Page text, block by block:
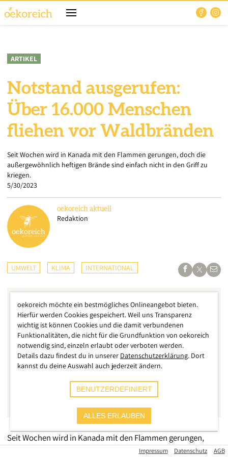
ARTIKEL
Notstand ausgerufen:
Über 16.000 Menschen
fliehen vor Waldbränden
Seit Wochen wird in Kanada mit den Flammen gerungen, doch die
außergewöhnlich heftigen Brände sind einfach nicht in den Griff zu
kriegen.
5/30/2023
oekoreich aktuell
Redaktion
UMWELT KLIMA INTERNATIONAL
Seit Wochen wird in Kanada mit den Flammen gerungen,
doch die außergewöhnlich heftigen Brände sind einfach
Impressum Datenschutz AGB
oekoreich möchte ein bestmögliches Onlineangebot bieten.
Hierfür werden Cookies gespeichert. Weil uns Transparenz
wichtig ist können Cookies und die damit verbundenen
Funktionalitäten, die nicht für die Grundfunktion von oekoreich
notwendig sind, einzeln erlaubt oder verboten werden.
Details dazu findest du in unserer Datenschutzerklärung. Dort
kannst du deine Auswahl auch jederzeit ändern.
BENUTZERDEFINIERT
ALLES ERLAUBEN